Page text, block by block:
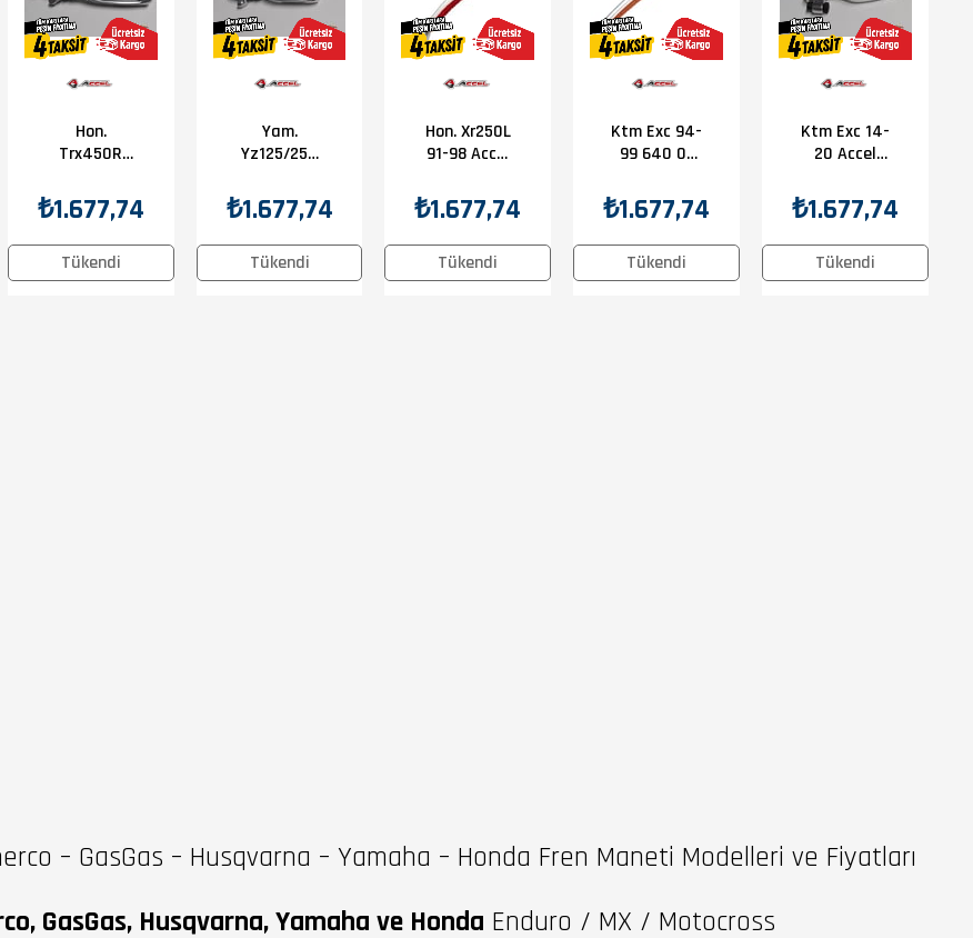
Tükendi
Hon.
Trx450R
Fren Maneti
₺1.677,74
Tükendi
Yam.
Yz125/250
Fren Maneti
₺1.677,74
Tükendi
Hon. Xr250L
91-98 Accel
₺1.677,74
Tükendi
Ktm Exc 94-
99 640 01
Maneti
₺1.677,74
Tükendi
Ktm Exc 14-
20 Accel
₺1.677,74
– GasGas – Husqvarna – Yamaha – Honda Fren Maneti Modelleri ve Fiyatları
GasGas, Husqvarna, Yamaha ve Honda Enduro / MX / Motocross